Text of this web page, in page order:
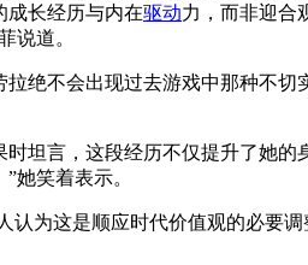
成长经历与内在驱动力，而非迎合
说道。
绝不会出现过去游戏中那种不
坦言，这段经历不仅提升了她
她笑着表示。
为这是顺应时代价值观的必要